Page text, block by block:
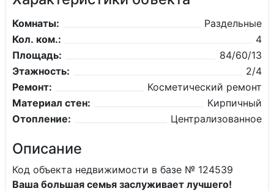
Комнаты:
Раздельные
Кол. ком.:
4
Площадь:
84/60/13
Этажность:
2/4
Ремонт:
Косметический ремонт
Материал стен:
Кирпичный
Отопление:
Централизованное
Описание
Код объекта недвижимости в базе № 124539
Ваша большая семья заслуживает лучшего!